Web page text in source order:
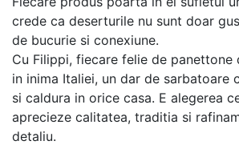
crede ca deserturile nu sunt doar
de bucurie si conexiune.
Cu Filippi, fiecare felie de panettone
in inima Italiei, un dar de sarbatoare
si caldura in orice casa. E alegerea
aprecieze calitatea, traditia si
detaliu.